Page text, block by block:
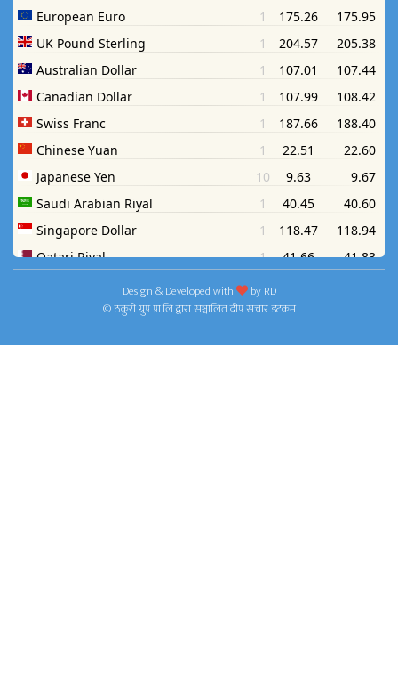
Design & Developed with byRD
© ठकुरी ग्रुप प्रा.लि द्वारा सञ्चालित दीप संचार डटकम